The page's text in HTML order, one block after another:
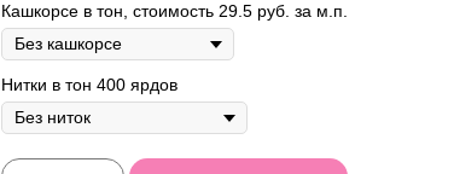
Кашкорсе в тон, стоимость 29.5 руб. за м.п.
Нитки в тон 400 ярдов